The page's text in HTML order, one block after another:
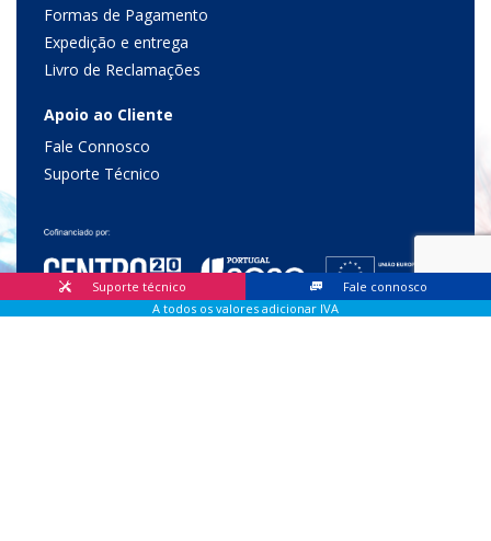
Formas de Pagamento
Expedição e entrega
Livro de Reclamações
Apoio ao Cliente
Fale Connosco
Suporte Técnico
Suporte técnico
Fale connosco
A todos os valores adicionar IVA